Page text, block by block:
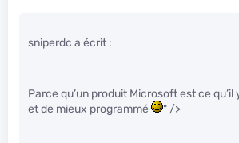
sniperdc a écrit :
Parce qu’un produit Microsoft est ce qu’il
et de mieux programmé
" />